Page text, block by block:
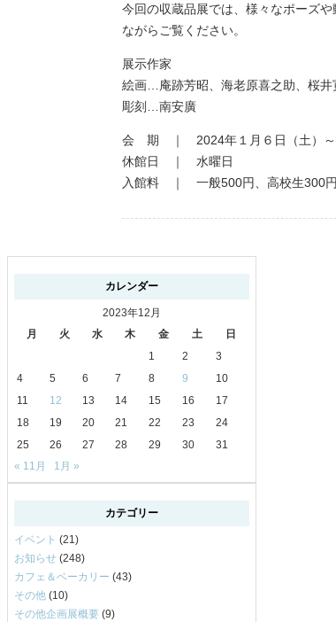
今回の収蔵品展では、様々なポーズ
ながらご覧ください。
展示作家
絵画…庵跡芳昭、海老原喜之助、桜
彫刻…南安廣
会 期 ｜ 2024年１月６日（土）～
休館日 ｜ 水曜日
入館料 ｜ 一般500円、高校生300円
カレンダー
2023年12月
月
火 水 木 金 土
日
1
2
3
4
5 6 7 8 9
10
11
12 13 14 15 16
17
18
19 20 21 22 23
24
25
26 27 28 29 30
31
« 11月
1月 »
カテゴリー
イベント (21)
お知らせ (248)
カフェ＆ベーカリー (43)
その他 (10)
その他企画展概要 (9)